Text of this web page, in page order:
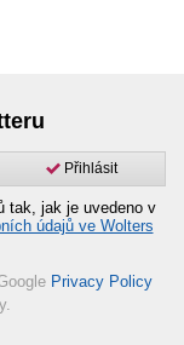
Přihlásit
tak, jak je uvedeno v
údajů ve Wolters
Privacy Policy